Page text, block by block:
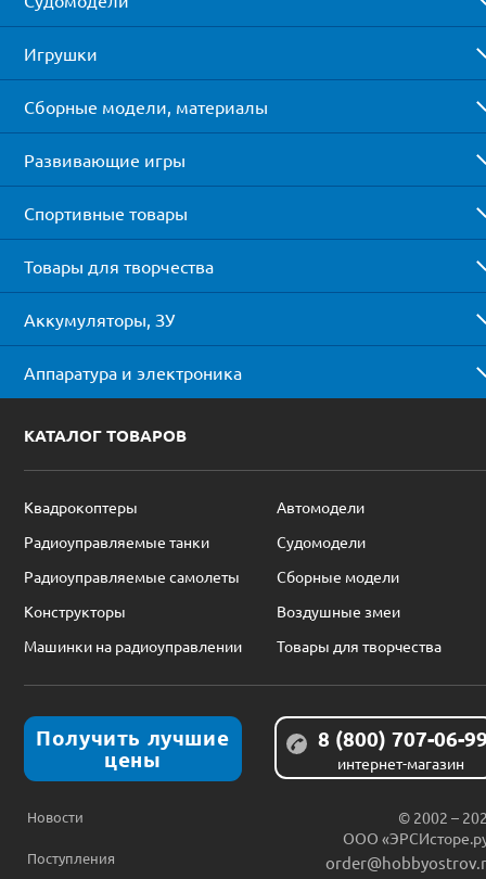
Игрушки
Сборные модели, материалы
Развивающие игры
Спортивные товары
Товары для творчества
Аккумуляторы, ЗУ
Аппаратура и электроника
КАТАЛОГ ТОВАРОВ
Квадрокоптеры
Автомодели
Радиоуправляемые танки
Судомодели
Радиоуправляемые самолеты
Сборные модели
Конструкторы
Воздушные змеи
Машинки на радиоуправлении
Товары для творчества
Получить лучшие
цены
8 (800) 707-06-
интернет-магазин
Новости
Поступления
© 2002 –
ООО